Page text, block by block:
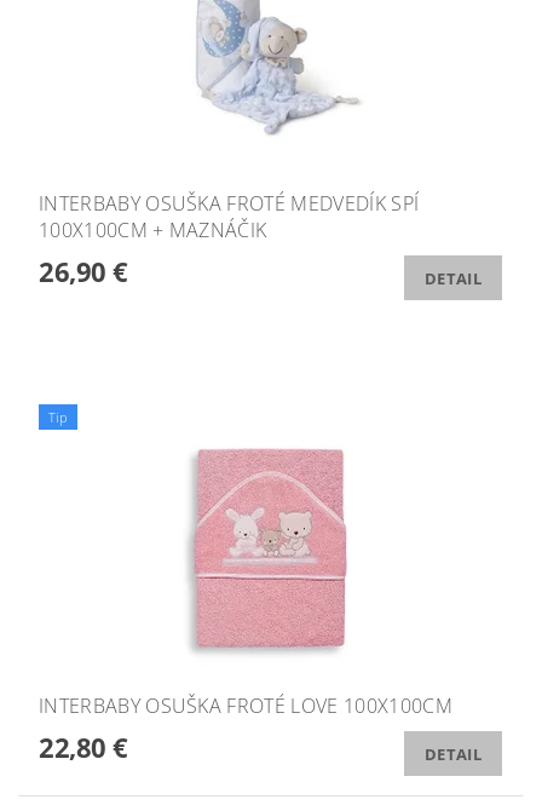
INTERBABY OSUŠKA FROTÉ MEDVEDÍK SPÍ
100X100CM + MAZNÁČIK
26,90 € DETAIL
Tip
INTERBABY OSUŠKA FROTÉ LOVE 100X100CM
22,80 € DETAIL